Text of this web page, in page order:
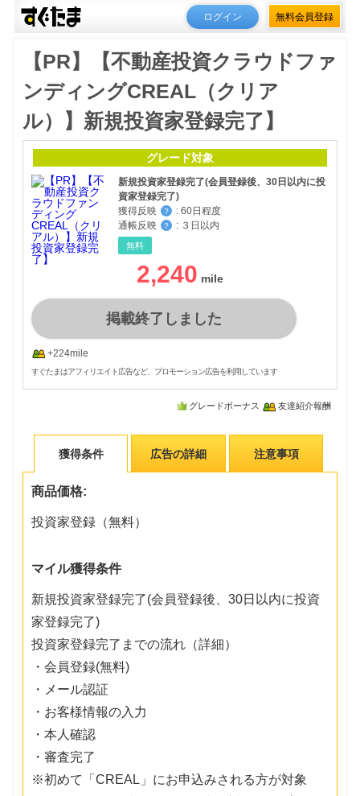
ログイン 無料会員登録
【PR】【不動産投資クラウドファ
ンディングCREAL（クリア
ル）】新規投資家登録完了】
グレード対象
新規投資家登録完了(会員登録後、30日以内に投
資家登録完了)
獲得反映
？ : 60日程度
通帳反映
？ : ３日以内
無料
2,240
掲載終了しました
+224mile
すぐたまはアフィリエイト広告など、プロモーション広告を利用しています
グレードボーナス 友達紹介報酬
獲得条件 広告の詳細 注意事項
商品価格:
投資家登録（無料）
マイル獲得条件
新規投資家登録完了(会員登録後、30日以内に投資
家登録完了)
投資家登録完了までの流れ（詳細）
・会員登録(無料)
・メール認証
・お客様情報の入力
・本人確認
・審査完了
※初めて「CREAL」にお申込みされる方が対象